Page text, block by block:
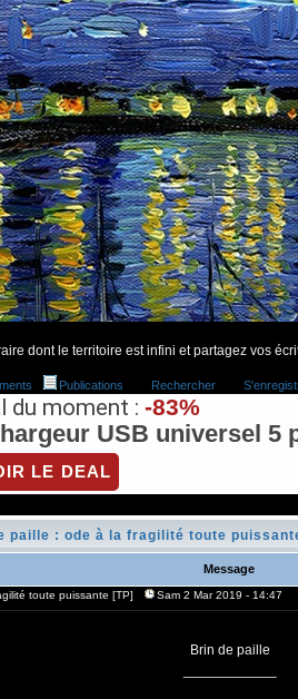
dont le territoire est infini et partagez vos
Publications Rechercher
du moment : -83%
USB universel 5
LE DEAL
paille : ode à la fragilité toute
Message
toute puissante [TP] Sam 2 Mar 2019 - 14:47
Brin de paille